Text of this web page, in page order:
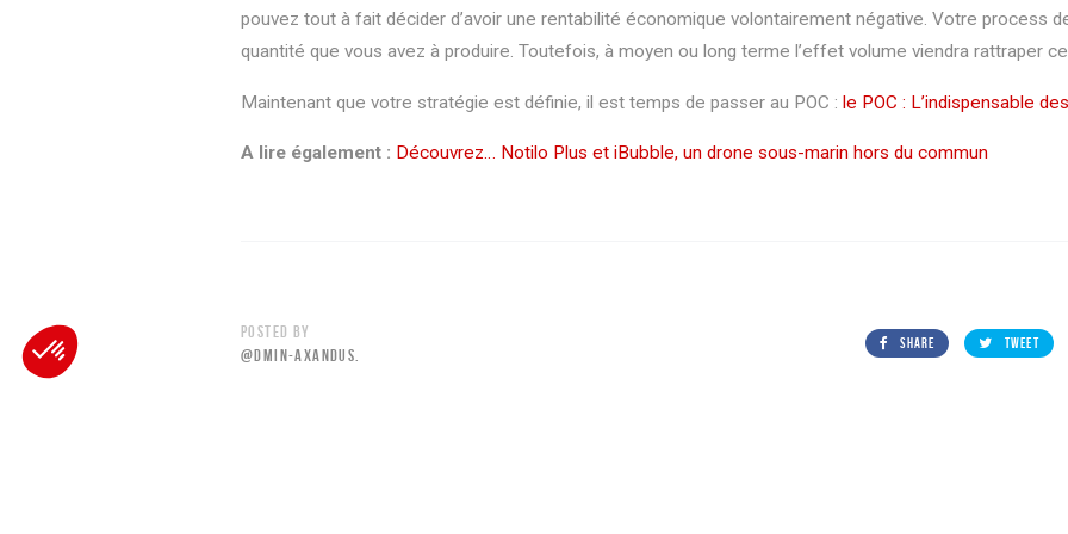
Consent Management Platform: Personalize Your Options
Our platform empowers you to tailor and manage your privacy settings, ensuring compliance with regulations. Customize your
pouvez tout à fait décider d’avoir une rentabilité économique volontairement négative. Votre process
quantité que vous avez à produire. Toutefois, à moyen ou long terme l’effet volume viendra rattraper
Maintenant que votre stratégie est définie, il est temps de passer au POC : le POC : L’indispensable
A lire également : Découvrez… Notilo Plus et iBubble, un drone sous-marin hors du commun
POSTED BY
@DMIN-AXANDUS.
SHARE TWEET
77 Allée des Grandes
NANTES
16 Rue du Bel air
+(33) 02 40 30 11 81
que sont EFI Automotive et Sercel. Cela permet à
l’accélérateur d'utiliser leurs expériences pour réaliser